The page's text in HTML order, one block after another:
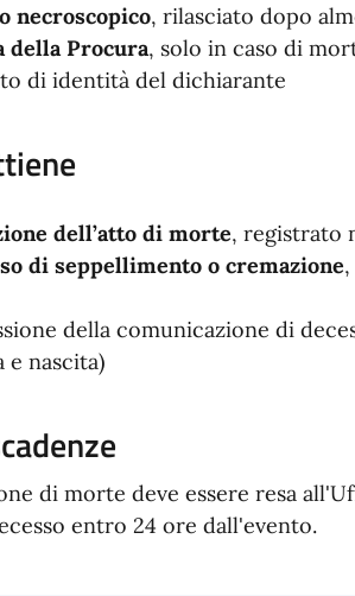
necroscopico, rilasciato dopo
della Procura, solo in caso di
di identità del dichiarante
dell’atto di morte, registrato
di seppellimento o cremazione
della comunicazione di
e nascita)
di morte deve essere resa
entro 24 ore dall'evento.